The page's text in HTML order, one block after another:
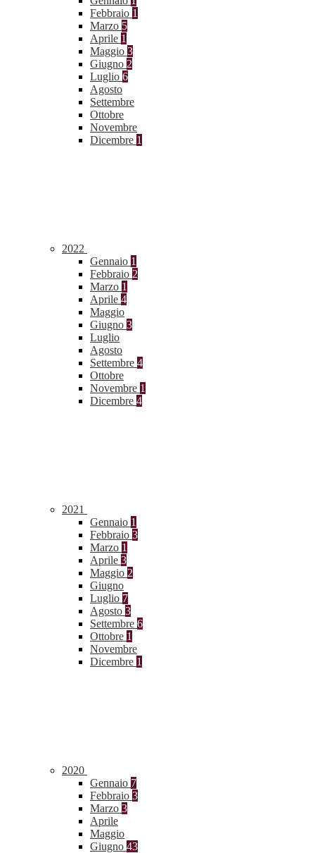
Febbraio 1
Marzo 5
Aprile 1
Maggio 3
Giugno 2
Luglio 6
Agosto
Settembre
Ottobre
Novembre
Dicembre 1
2022
Gennaio 1
Febbraio 2
Marzo 1
Aprile 4
Maggio
Giugno 3
Luglio
Agosto
Settembre 4
Ottobre
Novembre 1
Dicembre 4
2021
Gennaio 1
Febbraio 3
Marzo 1
Aprile 3
Maggio 2
Giugno
Luglio 7
Agosto 3
Settembre 6
Ottobre 1
Novembre
Dicembre 1
2020
Gennaio 7
Febbraio 3
Marzo 3
Aprile
Maggio
Giugno 43